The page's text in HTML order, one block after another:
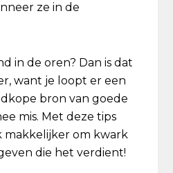
ze in de
in de oren? Dan is dat
want je loopt er een
bron van goede
mis. Met deze tips
om kwark
die het verdient!